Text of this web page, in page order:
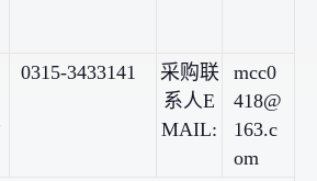
0315-3433141
采购联
系人E
MAIL:
mcc0
418@
163.c
om